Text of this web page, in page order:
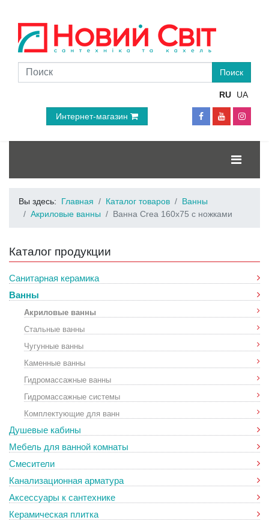
RU UA
Интернет-магазин
Вы здесь: Главная Каталог товаров
Ванны
Акриловые ванны
Ванна Crea 160x75 с ножками
Каталог продукции
Санитарная керамика
Ванны
Акриловые ванны
Стальные ванны
Чугунные ванны
Каменные ванны
Гидромассажные ванны
Гидромассажные системы
Комплектующие для ванн
Душевые кабины
Мебель для ванной комнаты
Смесители
Канализационная арматура
Аксессуары к сантехнике
Керамическая плитка